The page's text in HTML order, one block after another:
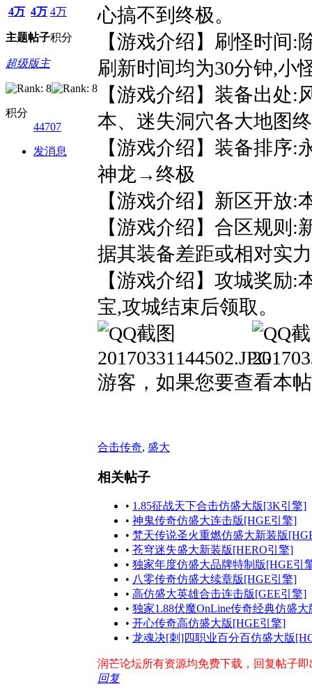
4万
主题
4万
帖子
4万
积分
超级版主
积分
44707
发消息
心搞不到终极。
【游戏介绍】刷怪时间:
刷新时间均为30分钟,小
【游戏介绍】装备出处
本、迷失洞穴各大地图
【游戏介绍】装备排
神龙→终极
【游戏介绍】新区开放:
【游戏介绍】合区规则
据其装备差距或相对实
【游戏介绍】攻城奖励
宝,攻城结束后领取。
游客，如果您要查看本
合击传奇, 盛大
相关帖子
• 1.85征战天下合击仿盛大版[3K引擎]
• 神鬼传奇仿盛大连击版[HGE引擎]
• 梵天传说圣火重燃仿盛大新装版
• 苍穹迷失盛大新装版[HERO引擎]
• 独家年度仿盛大品牌特制版[HGE引
• 八零传奇仿盛大续章版[HGE引擎]
• 高仿盛大英雄合击连击版[GEE引擎]
• 独家1.88伏魔OnLine传奇经典仿盛
• 开心传奇高仿盛大版[HGE引擎]
• 龙魂决[刺]四职业百分百仿盛大版
润芒论坛所有资源均免费下载，回复帖子即
回复